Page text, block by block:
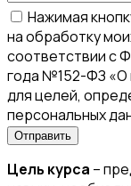
Нажимая
на обработку
соответствии с
года №152-ФЗ «О
для целей,
персональных
Цель курса –